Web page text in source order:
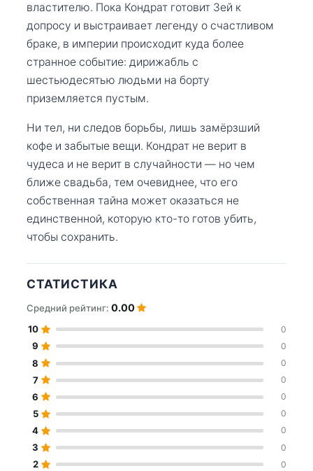
властителю. Пока Кондрат готовит Зей к
допросу и выстраивает легенду о счастливом
браке, в империи происходит куда более
странное событие: дирижабль с
шестьюдесятью людьми на борту
приземляется пустым.
Ни тел, ни следов борьбы, лишь замёрзший
кофе и забытые вещи. Кондрат не верит в
чудеса и не верит в случайности — но чем
ближе свадьба, тем очевиднее, что его
собственная тайна может оказаться не
единственной, которую кто-то готов убить,
чтобы сохранить.
СТАТИСТИКА
Средний рейтинг: 0.00
10 0
9 0
8 0
7 0
6 0
5 0
4 0
3 0
2 0